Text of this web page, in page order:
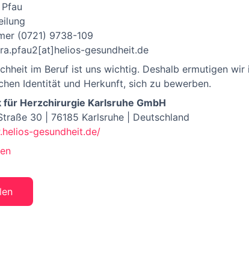
(0721) 9738-109
gesundheit.de
im Beruf ist uns wichtig. Deshalb ermutigen
Identität und Herkunft, sich zu bewerben.
für Herzchirurgie Karlsruhe GmbH
30 | 76185 Karlsruhe | Deutschland
gesundheit.de/